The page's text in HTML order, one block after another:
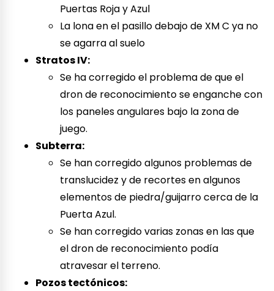
Puertas Roja y Azul
La lona en el pasillo debajo de XM C ya no
se agarra al suelo
Stratos IV:
Se ha corregido el problema de que el
dron de reconocimiento se enganche con
los paneles angulares bajo la zona de
juego.
Subterra:
Se han corregido algunos problemas de
translucidez y de recortes en algunos
elementos de piedra/guijarro cerca de la
Puerta Azul.
Se han corregido varias zonas en las que
el dron de reconocimiento podía
atravesar el terreno.
Pozos tectónicos: